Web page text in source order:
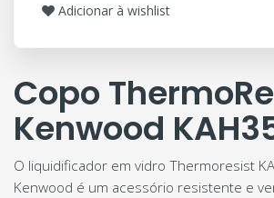
Adicionar à wishlist
Copo
Kenwood
O liquidificador em vidro Thermoresist
Kenwood é um acessório resistente e